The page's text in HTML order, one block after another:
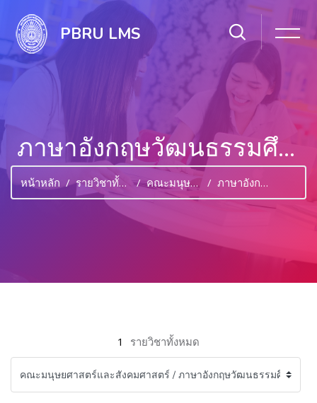
PBRU LMS
ภาษาอังกฤษวัฒนธรรมศึกษา
หน้าหลัก รายวิชาทั้งหมด คณะมนุษยศาสตร์และสังคมศาสตร์ ภาษาอังกฤษวัฒนธรรมศึกษา
1 รายวิชาทั้งหมด